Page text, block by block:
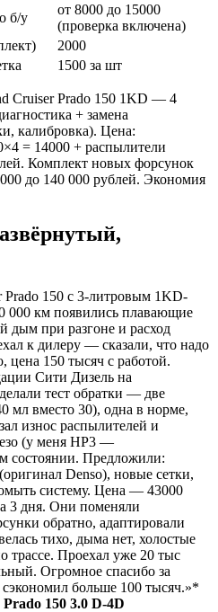
б/у
от 8000 до 15000
(проверка включена)
2000
1500 за шт
Cruiser Prado 150 1KD — 4
+ замена
калибровка). Цена:
= 14000 + распылители
Комплект новых форсунок
до 140 000 рублей. Экономия
150 с 3-литровым 1KD-
000 км появились плавающие
дым при разгоне и расход
к дилеру — сказали, что надо
цена 150 тысяч с работой.
Сити Дизель на
тест обратки — две
мл вместо 30), одна в норме,
износ распылителей и
(у меня HP3 —
состоянии. Предложили:
Denso), новые сетки,
систему. Цена — 43000
3 дня. Они поменяли
обратно, адаптировали
тихо, дыма нет, холостые
трассе. Проехал уже 20 тыс
Огромное спасибо за
больше 100 тысяч.»*
150 3.0 D-4D